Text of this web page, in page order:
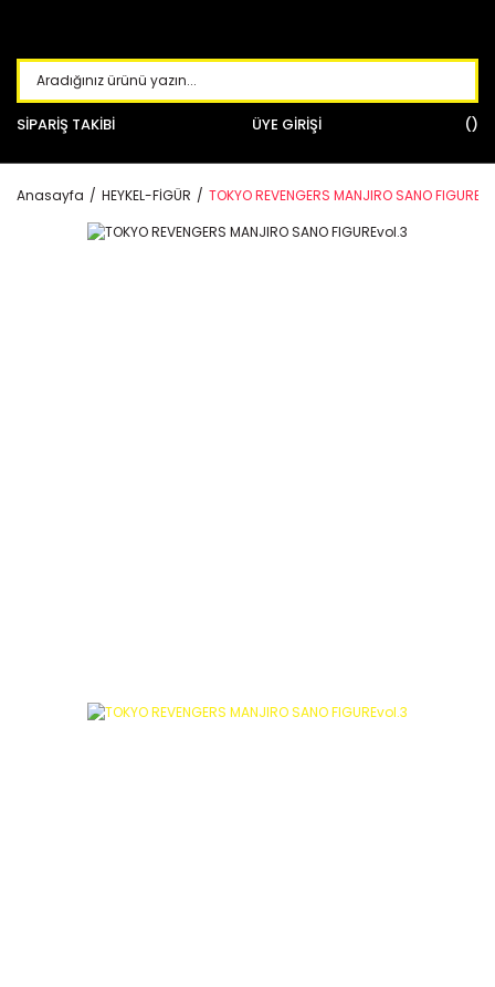
SİPARİŞ TAKİBİ ÜYE GİRİŞİ
Anasayfa HEYKEL-FİGÜR TOKYO REVENGERS MANJIRO SANO